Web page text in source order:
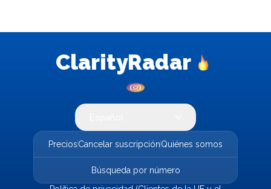
ClarityRadar
PreciosCancelar suscripciónQuiénes somos
Búsqueda por número